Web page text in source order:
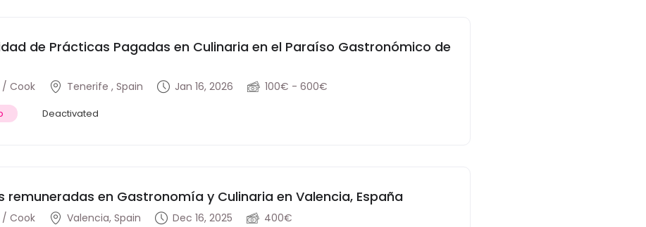
de Prácticas Pagadas en Culinaria en el Paraíso Gastronómico de
Cook Tenerife , Spain Jan 16, 2026 100€ - 600€
Deactivated
remuneradas en Gastronomía y Culinaria en Valencia, España
Cook Valencia, Spain Dec 16, 2025 400€